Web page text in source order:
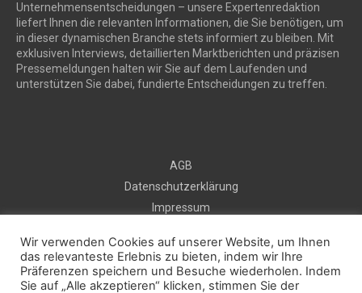
Unternehmensentscheidungen – unsere Expertenredaktion
liefert Ihnen die relevanten Informationen, die Sie benötigen, um
in dieser dynamischen Branche stets informiert zu bleiben. Mit
exklusiven Interviews, detaillierten Marktberichten und präzisen
Pressemeldungen halten wir Sie auf dem Laufenden und
unterstützen Sie dabei, fundierte Entscheidungen zu treffen.
AGB
Datenschutzerklärung
Impressum
Kontakt
Kostenlos Pressemeldung veröffentlichen
Wir verwenden Cookies auf unserer Website, um Ihnen
das relevanteste Erlebnis zu bieten, indem wir Ihre
Präferenzen speichern und Besuche wiederholen. Indem
Sie auf „Alle akzeptieren“ klicken, stimmen Sie der